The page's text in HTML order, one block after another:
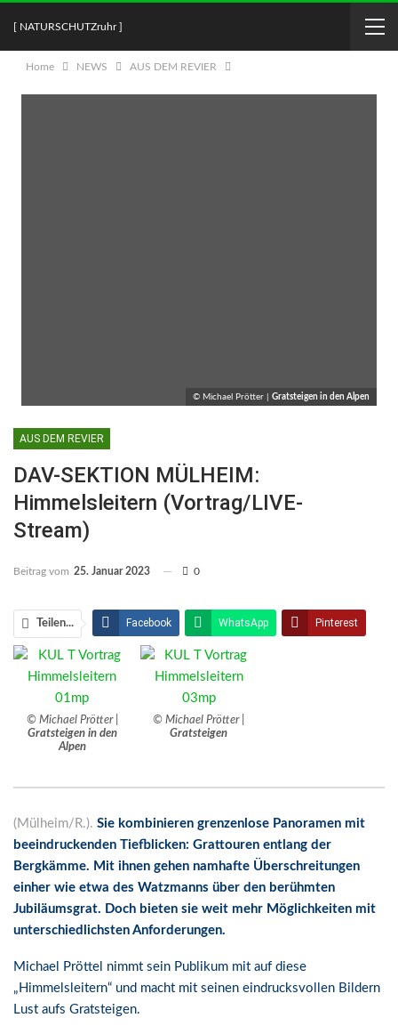
[ NATURSCHUTZruhr ]
Home NEWS AUS DEM REVIER
© Michael Prötter | Gratsteigen in den Alpen
AUS DEM REVIER
DAV-SEKTION MÜLHEIM:
Himmelsleitern (Vortrag/LIVE-
Stream)
Beitrag vom 25. Januar 2023 0
Teilen... Facebook WhatsApp Pinterest
Email Linkedin
Facebook Messenger
© Michael Prötter |
Gratsteigen in den
Alpen
© Michael Prötter |
Gratsteigen
(Mülheim/R.). Sie kombinieren grenzenlose Panoramen mit
beeindruckenden Tiefblicken: Grattouren entlang der
Bergkämme. Mit ihnen gehen namhafte Überschreitungen
einher wie etwa des Watzmanns über den berühmten
Jubiläumsgrat. Doch bieten sie weit mehr Möglichkeiten mit
unterschiedlichsten Anforderungen.
Michael Pröttel nimmt sein Publikum mit auf diese
„Himmelsleitern“ und macht mit seinen eindrucksvollen Bildern
Lust aufs Gratsteigen.